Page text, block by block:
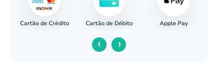
Cartão de Crédito Cartão de Débito Apple Pay
‹ ›